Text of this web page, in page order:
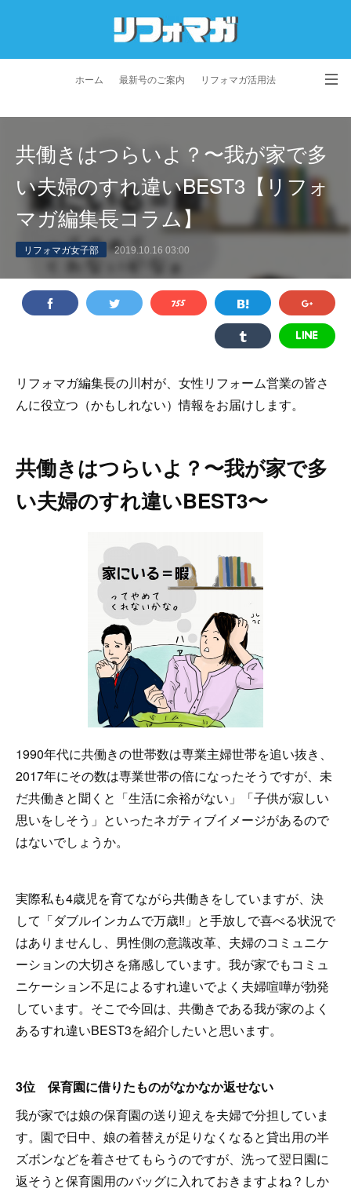
ホーム 最新号のご案内 リフォマガ活用法
プライバシーポリシー 利用規約 会社概要
共働きはつらいよ？〜我が家で多
い夫婦のすれ違いBEST3【リフォ
マガ編集長コラム】
リフォマガ女子部 2019.10.16 03:00
リフォマガ編集長の川村が、女性リフォーム営業の皆さ
んに役立つ（かもしれない）情報をお届けします。
共働きはつらいよ？〜我が家で多
い夫婦のすれ違いBEST3〜
1990年代に共働きの世帯数は専業主婦世帯を追い抜き、
2017年にその数は専業世帯の倍になったそうですが、未
だ共働きと聞くと「生活に余裕がない」「子供が寂しい
思いをしそう」といったネガティブイメージがあるので
はないでしょうか。
実際私も4歳児を育てながら共働きをしていますが、決
して「ダブルインカムで万歳‼」と手放しで喜べる状況で
はありませんし、男性側の意識改革、夫婦のコミュニケ
ーションの大切さを痛感しています。我が家でもコミュ
ニケーション不足によるすれ違いでよく夫婦喧嘩が勃発
しています。そこで今回は、共働きである我が家のよく
あるすれ違いBEST3を紹介したいと思います。
3位 保育園に借りたものがなかなか返せない
我が家では娘の保育園の送り迎えを夫婦で分担していま
す。園で日中、娘の着替えが足りなくなると貸出用の半
ズボンなどを着させてもらうのですが、洗って翌日園に
返そうと保育園用のバッグに入れておきますよね？しか